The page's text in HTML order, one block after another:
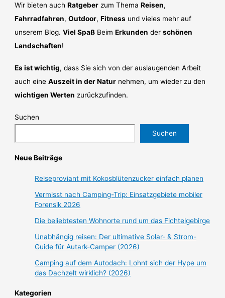
Wir bieten auchRatgeber zum ThemaReisen,
Fahrradfahren,Outdoor,Fitness und vieles mehr auf
unserem Blog.Viel Spaß BeimErkunden derschönen
Landschaften!
Es ist wichtig, dass Sie sich von der auslaugenden Arbeit
auch eineAuszeit in der Natur nehmen, um wieder zu den
wichtigen Werten zurückzufinden.
Suchen
Suchen
Neue Beiträge
Reiseproviant mit Kokosblütenzucker einfach planen
Vermisst nach Camping-Trip: Einsatzgebiete mobiler
Forensik 2026
Die beliebtesten Wohnorte rund um das Fichtelgebirge
Unabhängig reisen: Der ultimative Solar- & Strom-
Guide für Autark-Camper (2026)
Camping auf dem Autodach: Lohnt sich der Hype um
das Dachzelt wirklich? (2026)
Kategorien